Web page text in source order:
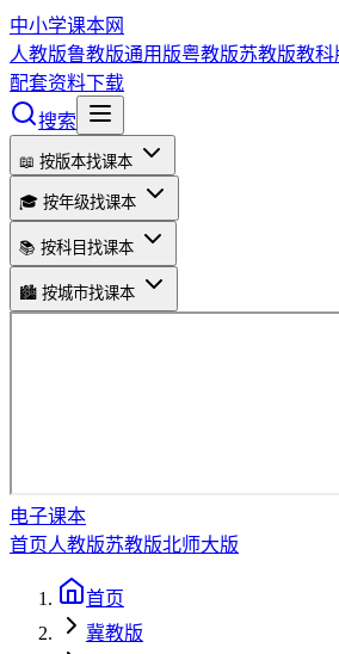
中小学课本网
人教版鲁教版通用版粤教版苏教版教科
配套资料下载
搜索
📖 按版本找课本
🎓 按年级找课本
📚 按科目找课本
🏙️ 按城市找课本
电子课本
首页人教版苏教版北师大版
首页
冀教版